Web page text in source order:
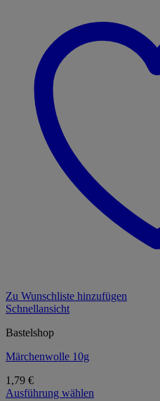
Zu Wunschliste hinzufügen
Schnellansicht
Bastelshop
Märchenwolle 10g
1,79 €
Ausführung wählen